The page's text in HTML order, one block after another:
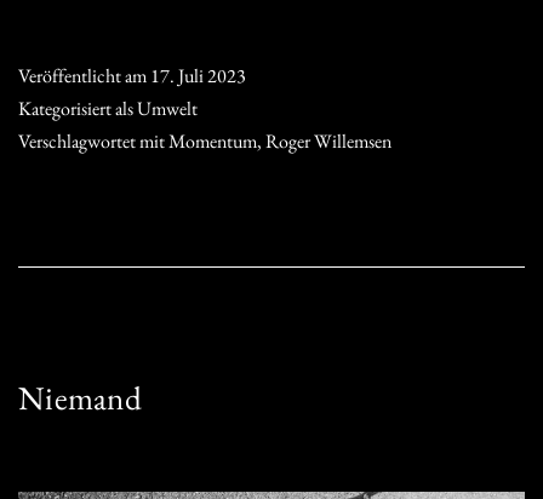
Veröffentlicht am17. Juli 2023
Kategorisiert alsUmwelt
Verschlagwortet mitMomentum,Roger Willemsen
Niemand